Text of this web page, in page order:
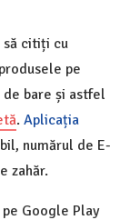
citiți cu
pe
bare și astfel
. Aplicația
numărul de E-
zahăr.
Google Play